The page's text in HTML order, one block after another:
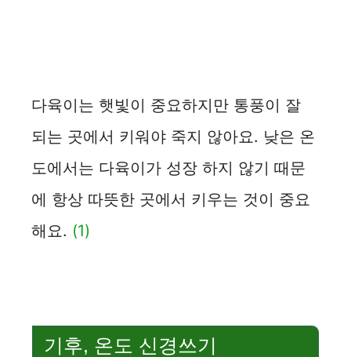
다육이는 햇빛이 중요하지만 통풍이 잘
되는 곳에서 키워야 죽지 않아요. 낮은 온
도에서는 다육이가 성장 하지 않기 때문
에 항상 따뜻한 곳에서 키우는 것이 중요
해요. (1)
기후, 온도 신경쓰기